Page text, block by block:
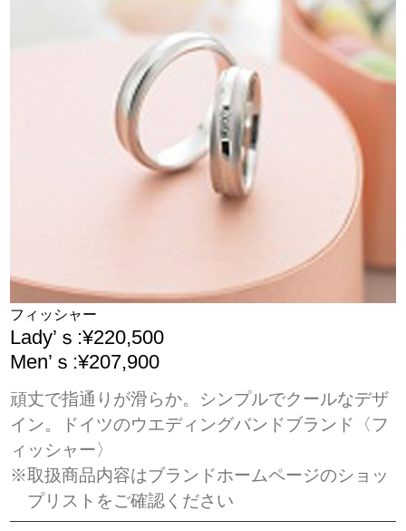
フィッシャー
Lady’ｓ:¥220,500
Men’ｓ:¥207,900
頑丈で指通りが滑らか。シンプルでクールなデザ
イン。ドイツのウエディングバンドブランド〈フ
ィッシャー〉
※取扱商品内容はブランドホームページのショッ
プリストをご確認ください